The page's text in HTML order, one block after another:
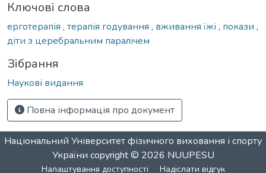
Ключові слова
ерготерапія , терапія годування , вживання їжі , покази ,
діти з церебральним паралічем
Зібрання
Наукові видання
Повна інформація про документ
Національний Університет фізичного виховання і спорту
України copyright © 2026 NUUPESU
Налаштування доступності Надіслати відгук